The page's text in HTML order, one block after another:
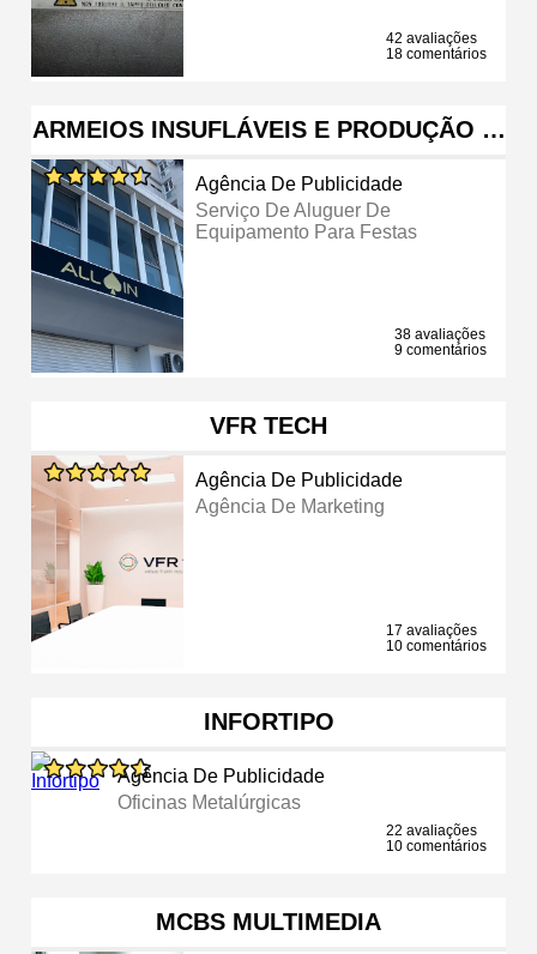
42 avaliações
18 comentários
ARMEIOS INSUFLÁVEIS E PRODUÇÃO …
Agência De Publicidade
Serviço De Aluguer De
Equipamento Para Festas
38 avaliações
9 comentários
VFR TECH
Agência De Publicidade
Agência De Marketing
17 avaliações
10 comentários
INFORTIPO
Agência De Publicidade
Oficinas Metalúrgicas
22 avaliações
10 comentários
MCBS MULTIMEDIA